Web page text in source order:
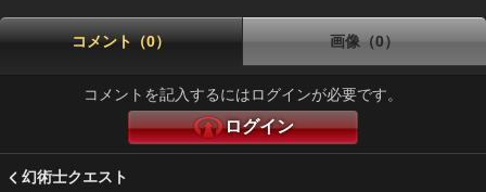
コメント（0） 画像（0）
コメントを記入するにはログインが必要です。
ログイン
幻術士クエスト